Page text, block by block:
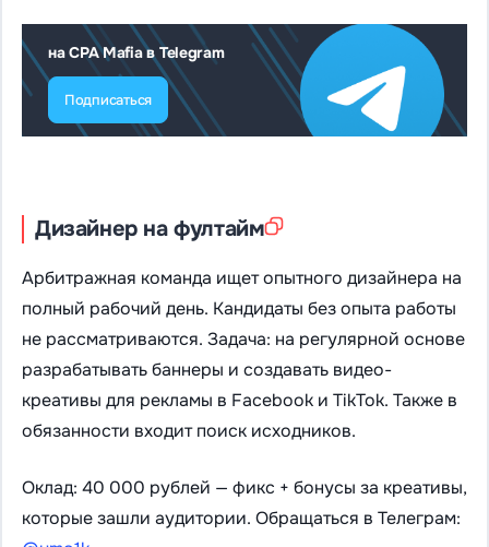
на CPA Mafia в Telegram
Подписаться
Дизайнер на фултайм
Арбитражная команда ищет опытного дизайнера на
полный рабочий день. Кандидаты без опыта работы
не рассматриваются. Задача: на регулярной основе
разрабатывать баннеры и создавать видео-
креативы для рекламы в Facebook и TikTok. Также в
обязанности входит поиск исходников.
Оклад: 40 000 рублей — фикс + бонусы за креативы,
которые зашли аудитории. Обращаться в Телеграм: